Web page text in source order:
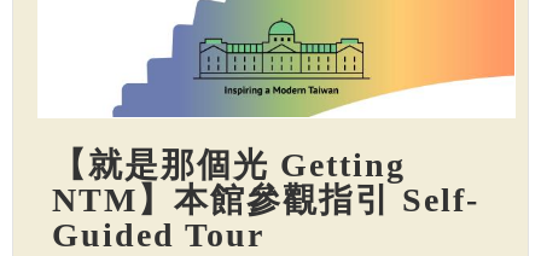
【就是那個光 Getting
NTM】本館參觀指引 Self-
Guided Tour